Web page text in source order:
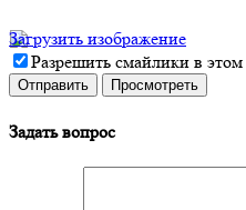
Загрузить изображение
Разрешить смайлики в
Задать вопрос